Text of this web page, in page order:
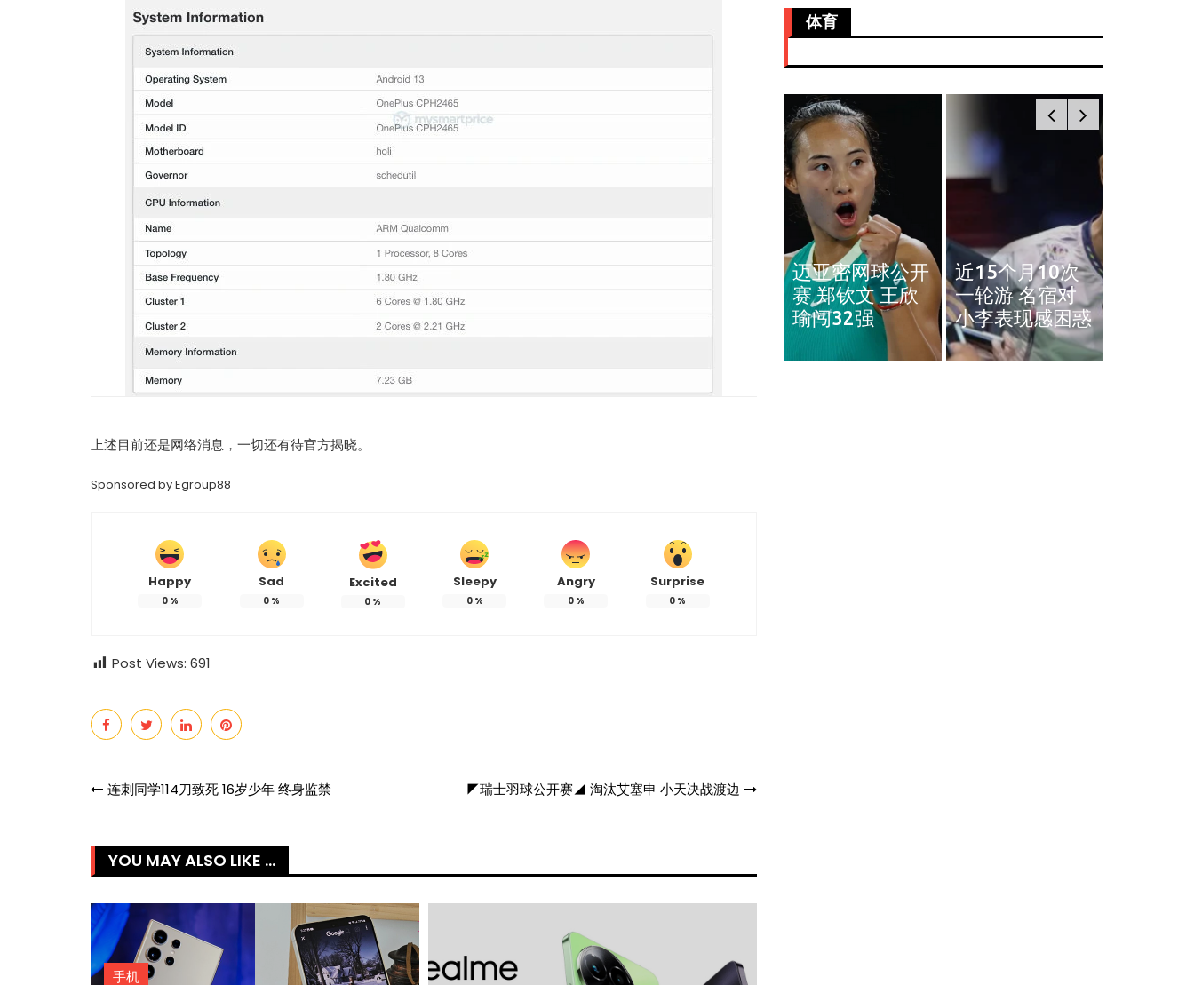
上述目前还是网络消息，一切还有待官方揭晓。
Sponsored byEgroup88
Happy
0%
Sad
0 %
Excited
0 %
Sleepy
0%
Angry
0%
Surprise
0 %
Post Views: 691
Post
navigation
连刺同学114刀致死 16岁少年 终身监禁 ◤瑞士羽球公开赛◢ 淘汰艾塞申 小天决战渡边
YOU MAY ALSO LIKE ...
体育
迈亚密网球公开
瑜闯32强
近15个月10次
一轮游 名宿对
小李表现感困惑
奥斯汀网球赛｜
王雅繁袁悦会师
4强 中国锁定女
单4强门票